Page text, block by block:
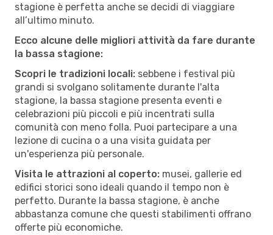
stagione è perfetta anche se decidi di viaggiare
all’ultimo minuto.
Ecco alcune delle migliori attività da fare durante
la bassa stagione:
Scopri le tradizioni locali: sebbene i festival più
grandi si svolgano solitamente durante l'alta
stagione, la bassa stagione presenta eventi e
celebrazioni più piccoli e più incentrati sulla
comunità con meno folla. Puoi partecipare a una
lezione di cucina o a una visita guidata per
un'esperienza più personale.
Visita le attrazioni al coperto: musei, gallerie ed
edifici storici sono ideali quando il tempo non è
perfetto. Durante la bassa stagione, è anche
abbastanza comune che questi stabilimenti offrano
offerte più economiche.